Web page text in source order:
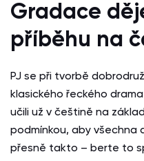
Gradace
příběhu na
PJ se při tvorbě
klasického řeckého
učili už v češtině na
podmínkou, aby všechna
přesně takto – berte to